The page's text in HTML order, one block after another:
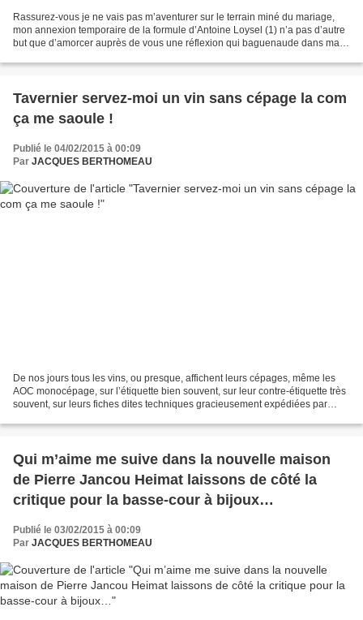
Rassurez-vous je ne vais pas m’aventurer sur le terrain miné du mariage,
mon annexion temporaire de la formule d’Antoine Loysel (1) n’a pas d’autre
but que d’amorcer auprès de vous une réflexion qui baguenaude dans ma
Tavernier servez-moi un vin sans cépage la com
ça me saoule !
Publié le 04/02/2015 à 00:09
Par JACQUES BERTHOMEAU
De nos jours tous les vins, ou presque, affichent leurs cépages, même les
AOC monocépage, sur l’étiquette bien souvent, sur leur contre-étiquette très
souvent, sur leurs fiches dites techniques gracieusement expédiées par
Qui m’aime me suive dans la nouvelle maison
de Pierre Jancou Heimat laissons de côté la
critique pour la basse-cour à bijoux…
Publié le 03/02/2015 à 00:09
Par JACQUES BERTHOMEAU